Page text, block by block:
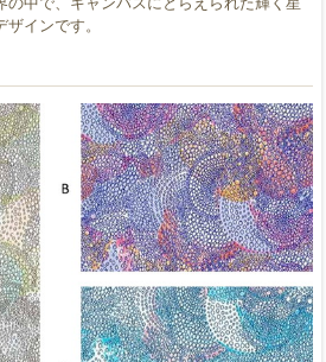
インです。